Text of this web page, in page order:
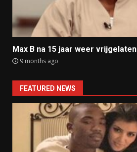
Max B na 15 jaar weer vrijgelaten
9 months ago
FEATURED NEWS